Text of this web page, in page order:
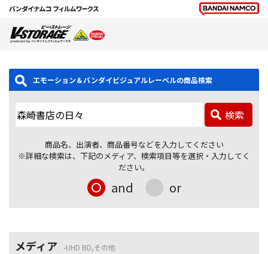
エモーション＆バンダイビジュアルレーベルの商品検索
検索
商品名、出演者、商品番号などを入力してください
※詳細な検索は、下記のメディア、検索項目等を選択・入力してく
ださい。
and or
メディア UHD BD,その他